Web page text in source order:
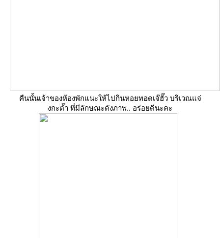
คืนนั้นเจ้าของห้องพักแนะให้ไปกินหอยทอดเจ๊ฮั๊ว บริเวณแจ่
งกะต๊ำ ที่มีลักษณะดังภาพ.. อร่อยดีนะคะ